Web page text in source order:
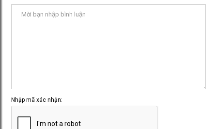
Nhập mã xác nhận: